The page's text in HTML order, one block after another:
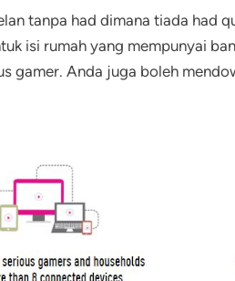
tanpa had dimana tiada had
isi rumah yang mempunyai
gamer. Anda juga boleh